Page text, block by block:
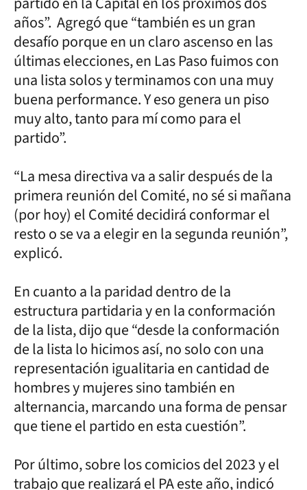
años”. Agregó que “también es un gran
desafío porque en un claro ascenso en las
últimas elecciones, en Las Paso fuimos con
una lista solos y terminamos con una muy
buena performance. Y eso genera un piso
muy alto, tanto para mí como para el
partido”.
“La mesa directiva va a salir después de la
primera reunión del Comité, no sé si mañana
(por hoy) el Comité decidirá conformar el
resto o se va a elegir en la segunda reunión”,
explicó.
En cuanto a la paridad dentro de la
estructura partidaria y en la conformación
de la lista, dijo que “desde la conformación
de la lista lo hicimos así, no solo con una
representación igualitaria en cantidad de
hombres y mujeres sino también en
alternancia, marcando una forma de pensar
que tiene el partido en esta cuestión”.
Por último, sobre los comicios del 2023 y el
trabajo que realizará el PA este año, indicó